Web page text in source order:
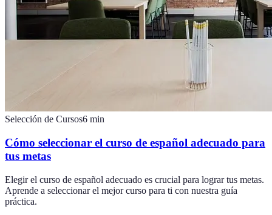
Selección de Cursos6 min
Cómo seleccionar el curso de español adecuado para
tus metas
Elegir el curso de español adecuado es crucial para lograr tus metas.
Aprende a seleccionar el mejor curso para ti con nuestra guía
práctica.